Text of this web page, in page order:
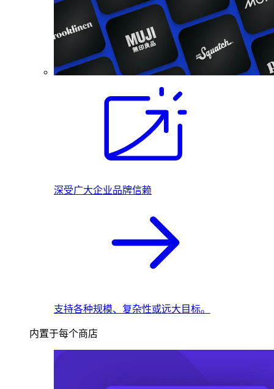
深受广大企业品牌信赖
支持各种规模、复杂性或远大目标。
内置于每个商店